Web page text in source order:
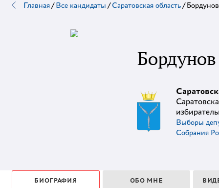
Главная/Все кандидаты /Саратовская область/
Выборы
Собрания
БИОГРАФИЯ ОБО МНЕ